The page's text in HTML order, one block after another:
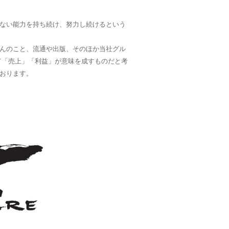
能力を持ち続け、努力し続けるという
こと、流通や出版、そのほか当社グル
売上」「利益」が意味を成すものだと考
ります。